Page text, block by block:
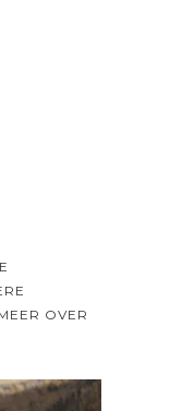
OVER